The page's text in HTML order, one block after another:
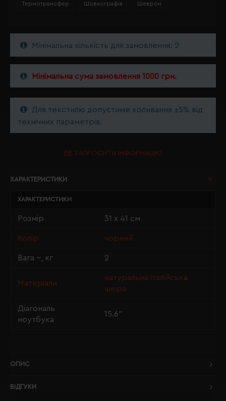
Термотрансфер Шовкографія Шеврон
Мінімальна кількість для замовлення: 2
Мінімальна сума замовлення 1000 грн.
Для текстилю допустиме коливання ±5% від
технічних параметрів.
ЗАПРОСИТИ ІНФОРМАЦІЮ
ХАРАКТЕРИСТИКИ
ХАРАКТЕРИСТИКИ
Розмір 31 х 41 см
Колір чорний
Вага ~, кг 2
Матеріали
натуральна італійська
шкіра
Діагональ
ноутбука
15.6"
ОПИС
ВІДГУКИ